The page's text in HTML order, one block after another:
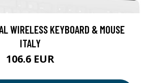
WIRELESS KEYBOARD & MOUSE
ITALY
106.6 EUR